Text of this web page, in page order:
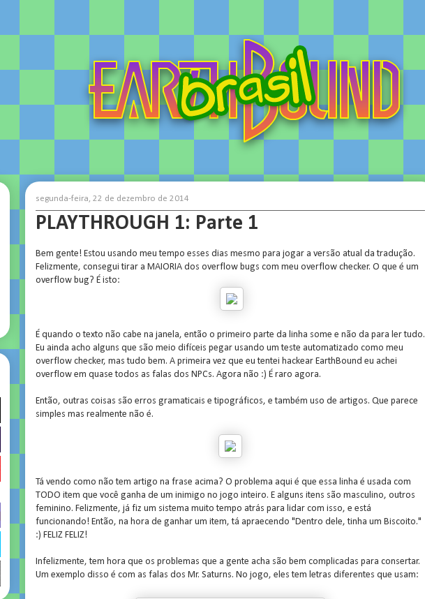
segunda-feira, 22 de dezembro de 2014
PLAYTHROUGH 1: Parte 1
Bem gente! Estou usando meu tempo esses dias mesmo para jogar a versão atual da tradução.
Felizmente, consegui tirar a MAIORIA dos overflow bugs com meu overflow checker. O que é um
overflow bug? É isto:
É quando o texto não cabe na janela, então o primeiro parte da linha some e não da para ler tudo.
Eu ainda acho alguns que são meio difíceis pegar usando um teste automatizado como meu
overflow checker, mas tudo bem. A primeira vez que eu tentei hackear EarthBound eu achei
overflow em quase todos as falas dos NPCs. Agora não :) É raro agora.
Então, outras coisas são erros gramaticais e tipográficos, e também uso de artigos. Que parece
simples mas realmente não é.
Tá vendo como não tem artigo na frase acima? O problema aqui é que essa linha é usada com
TODO item que você ganha de um inimigo no jogo inteiro. E alguns itens são masculino, outros
feminino. Felizmente, já fiz um sistema muito tempo atrás para lidar com isso, e está
funcionando! Então, na hora de ganhar um item, tá apraecendo "Dentro dele, tinha um Biscoito."
:) FELIZ FELIZ!
Infelizmente, tem hora que os problemas que a gente acha são bem complicadas para consertar.
Um exemplo disso é com as falas dos Mr. Saturns. No jogo, eles tem letras diferentes que usam: